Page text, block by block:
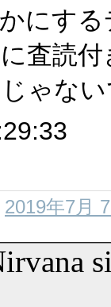
にす
査読
ゃな
2019年7月